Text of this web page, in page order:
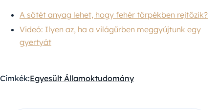
A sötét anyag lehet, hogy fehér törpékben rejtőzik?
Videó: Ilyen az, ha a világűrben meggyújtunk egy
gyertyát
Címkék:Egyesült Államoktudomány